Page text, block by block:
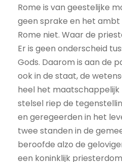
Rome is van geestelijke
geen sprake en het
Rome niet. Waar de
Er is geen onderscheid
Gods. Daarom is aan de
ook in de staat, de
heel het maatschappelijk
stelsel riep de
en geregeerden in het
twee standen in de
beroofde alzo de
een koninklijk